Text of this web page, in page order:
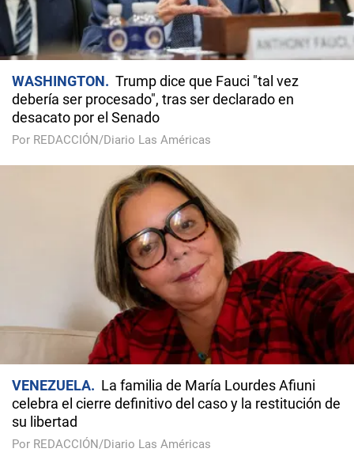
WASHINGTON
Trump dice que Fauci "tal vez
debería ser procesado", tras ser declarado en
desacato por el Senado
Por REDACCIÓN/Diario Las Américas
VENEZUELA
La familia de María Lourdes Afiuni
celebra el cierre definitivo del caso y la restitución de
su libertad
Por REDACCIÓN/Diario Las Américas